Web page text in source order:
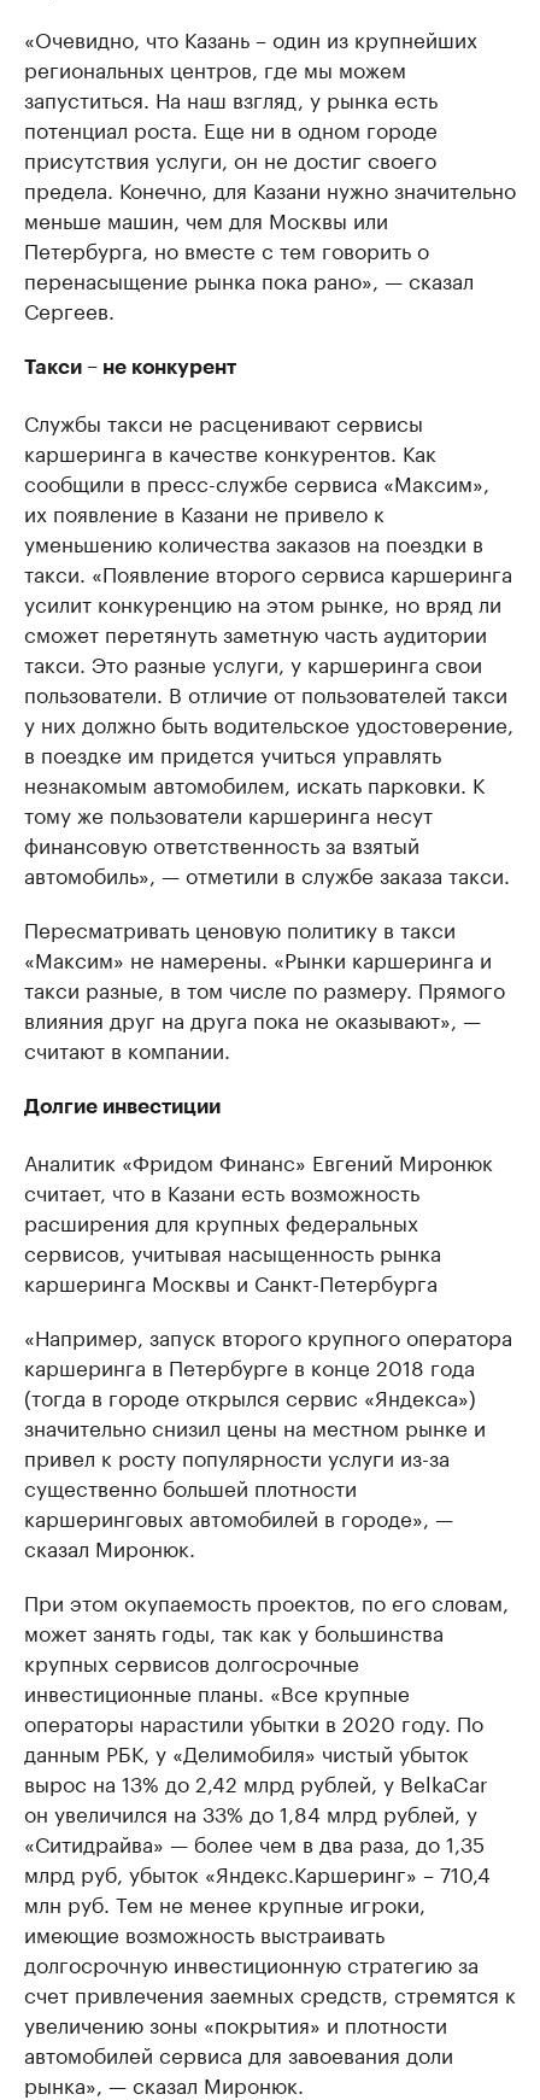
«Очевидно, что Казань – один из крупнейших
региональных центров, где мы можем
запуститься. На наш взгляд, у рынка есть
потенциал роста. Еще ни в одном городе
присутствия услуги, он не достиг своего
предела. Конечно, для Казани нужно значительно
меньше машин, чем для Москвы или
Петербурга, но вместе с тем говорить о
перенасыщение рынка пока рано», — сказал
Сергеев.
Такси – не конкурент
Службы такси не расценивают сервисы
каршеринга в качестве конкурентов. Как
сообщили в пресс-службе сервиса «Максим»,
их появление в Казани не привело к
уменьшению количества заказов на поездки в
такси. «Появление второго сервиса каршеринга
усилит конкуренцию на этом рынке, но вряд ли
сможет перетянуть заметную часть аудитории
такси. Это разные услуги, у каршеринга свои
пользователи. В отличие от пользователей такси
у них должно быть водительское удостоверение,
в поездке им придется учиться управлять
незнакомым автомобилем, искать парковки. К
тому же пользователи каршеринга несут
финансовую ответственность за взятый
автомобиль», — отметили в службе заказа такси.
Пересматривать ценовую политику в такси
«Максим» не намерены. «Рынки каршеринга и
такси разные, в том числе по размеру. Прямого
влияния друг на друга пока не оказывают», —
считают в компании.
Долгие инвестиции
Аналитик «Фридом Финанс» Евгений Миронюк
считает, что в Казани есть возможность
расширения для крупных федеральных
сервисов, учитывая насыщенность рынка
каршеринга Москвы и Санкт-Петербурга
«Например, запуск второго крупного оператора
каршеринга в Петербурге в конце 2018 года
(тогда в городе открылся сервис «Яндекса»)
значительно снизил цены на местном рынке и
привел к росту популярности услуги из-за
существенно большей плотности
каршеринговых автомобилей в городе», —
сказал Миронюк.
При этом окупаемость проектов, по его словам,
может занять годы, так как у большинства
крупных сервисов долгосрочные
инвестиционные планы. «Все крупные
операторы нарастили убытки в 2020 году. По
данным РБК, у «Делимобиля» чистый убыток
вырос на 13% до 2,42 млрд рублей, у BelkaCar
он увеличился на 33% до 1,84 млрд рублей, у
«Ситидрайва» — более чем в два раза, до 1,35
млрд руб, убыток «Яндекс.Каршеринг» – 710,4
млн руб. Тем не менее крупные игроки,
имеющие возможность выстраивать
долгосрочную инвестиционную стратегию за
счет привлечения заемных средств, стремятся к
увеличению зоны «покрытия» и плотности
автомобилей сервиса для завоевания доли
рынка», — сказал Миронюк.